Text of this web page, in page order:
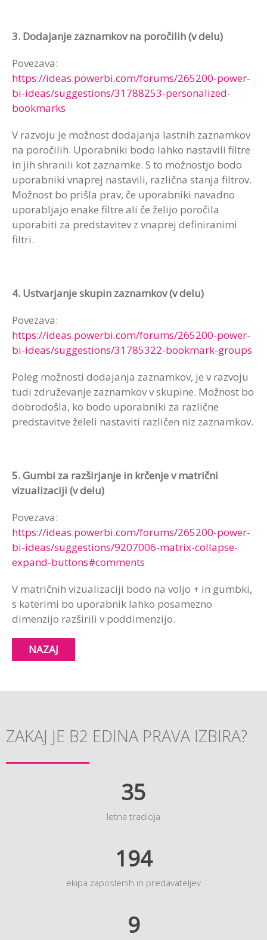
3. Dodajanje zaznamkov na poročilih (v delu)
Povezava:
https://ideas.powerbi.com/forums/265200-power-
bi-ideas/suggestions/31788253-personalized-
bookmarks
V razvoju je možnost dodajanja lastnih zaznamkov
na poročilih. Uporabniki bodo lahko nastavili filtre
in jih shranili kot zaznamke. S to možnostjo bodo
uporabniki vnaprej nastavili, različna stanja filtrov.
Možnost bo prišla prav, če uporabniki navadno
uporabljajo enake filtre ali če želijo poročila
uporabiti za predstavitev z vnaprej definiranimi
filtri.
4. Ustvarjanje skupin zaznamkov (v delu)
Povezava:
https://ideas.powerbi.com/forums/265200-power-
bi-ideas/suggestions/31785322-bookmark-groups
Poleg možnosti dodajanja zaznamkov, je v razvoju
tudi združevanje zaznamkov v skupine. Možnost bo
dobrodošla, ko bodo uporabniki za različne
predstavitve želeli nastaviti različen niz zaznamkov.
5. Gumbi za razširjanje in krčenje v matrični
vizualizaciji (v delu)
Povezava:
https://ideas.powerbi.com/forums/265200-power-
bi-ideas/suggestions/9207006-matrix-collapse-
expand-buttons#comments
V matričnih vizualizaciji bodo na voljo + in gumbki,
s katerimi bo uporabnik lahko posamezno
dimenzijo razširili v poddimenzijo.
NAZAJ
ZAKAJ JE B2 EDINA PRAVA IZBIRA?
35
letna tradicija
194
ekipa zaposlenih in predavateljev
9